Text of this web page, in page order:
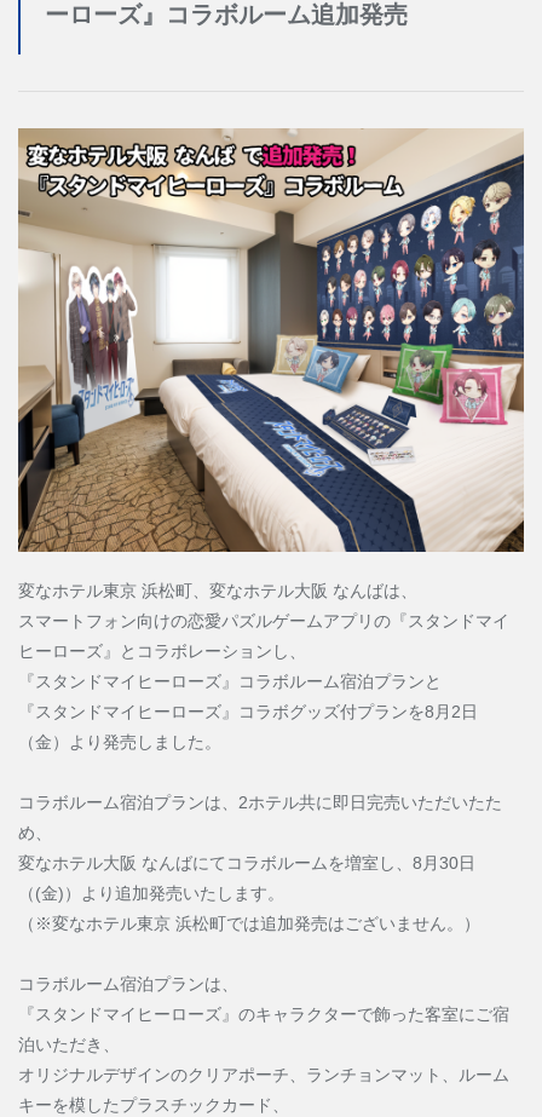
ーローズ』コラボルーム追加発売
変なホテル東京 浜松町、変なホテル大阪 なんばは、
スマートフォン向けの恋愛パズルゲームアプリの『スタンドマイ
ヒーローズ』とコラボレーションし、
『スタンドマイヒーローズ』コラボルーム宿泊プランと
『スタンドマイヒーローズ』コラボグッズ付プランを8月2日
（金）より発売しました。
コラボルーム宿泊プランは、2ホテル共に即日完売いただいたた
め、
変なホテル大阪 なんばにてコラボルームを増室し、8月30日
（(金)）より追加発売いたします。
（※変なホテル東京 浜松町では追加発売はございません。）
コラボルーム宿泊プランは、
『スタンドマイヒーローズ』のキャラクターで飾った客室にご宿
泊いただき、
オリジナルデザインのクリアポーチ、ランチョンマット、ルーム
キーを模したプラスチックカード、
30 31
日数・人数
宿泊検索・ご予約
予約確認・変更・キャンセル
法人ログイン
H.I.S.商品券交換申し込み